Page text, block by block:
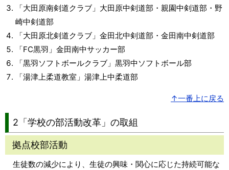
「大田原南剣道クラブ」大田原中剣道部・親園中剣道部・野
崎中剣道部
「大田原北剣道クラブ」金田北中剣道部・金田南中剣道部
「FC黒羽」金田南中サッカー部
「黒羽ソフトボールクラブ」黒羽中ソフトボール部
「湯津上柔道教室」湯津上中柔道部
↑一番上に戻る
2 「学校の部活動改革」の取組
拠点校部活動
生徒数の減少により、生徒の興味・関心に応じた持続可能な